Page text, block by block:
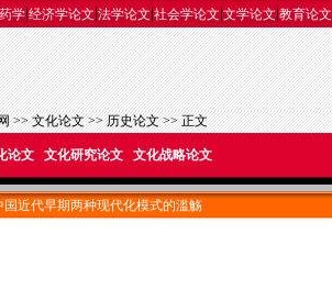
学|经济学论文|法学论文|社会学论文|文学论文|教育论文
>>文化论文>>历史论文>> 正文
论文 文化研究论文 文化战略论文
近代早期两种现代化模式的滥觞